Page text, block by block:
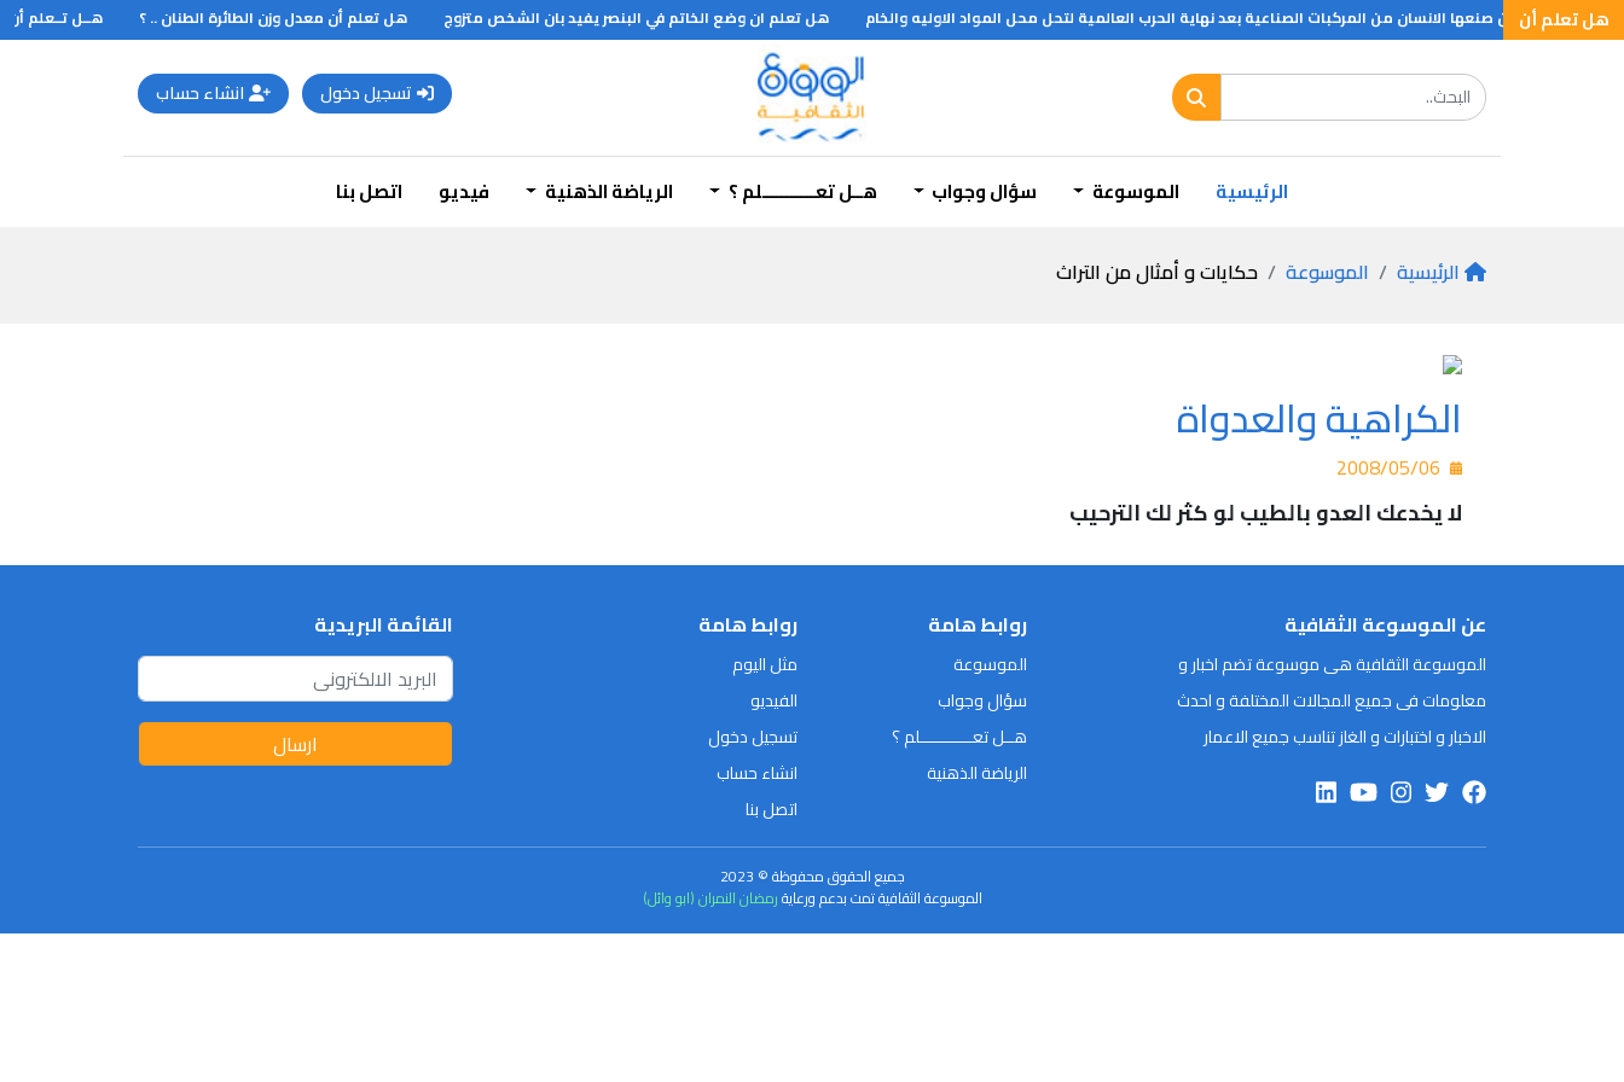
هل تعلم أن
تعلم ان اللدائن صنعها الانسان من المركبات الصناعية بعد نهاية الحرب العالمية لتحل محل المواد الاوليه والخام هل تعلم ان وضع الخاتم في البنصر يفيد بان الشخص متزوج هل تعلم أن معدل وزن الطائرة الطنان .. ؟
هــل تــعلم
تسجيل دخول انشاء حساب
الرئيسية الموسوعة سؤال وجواب هــل تعـــــــــــلم ؟ الرياضة الذهنية فيديو اتصل بنا
الرئيسية الموسوعة حكايات و أمثال من التراث
الكراهية والعدواة
لا يخدعك العدو بالطيب لو كثر لك الترحيب
عن الموسوعة الثقافية
الموسوعة الثقافية هى موسوعة تضم اخبار و
معلومات فى جميع المجالات المختلفة و احدث
الاخبار و اختبارات و الغاز تناسب جميع الاعمار
روابط هامة
الموسوعة
سؤال وجواب
هــل تعـــــــــــلم ؟
الرياضة الذهنية
روابط هامة
مثل اليوم
الفيديو
تسجيل دخول
انشاء حساب
اتصل بنا
القائمة البريدية
ارسال
جميع الحقوق محفوظة © 2023
الموسوعة الثقافية تمت بدعم ورعايةرمضان النمران (ابو وائل)